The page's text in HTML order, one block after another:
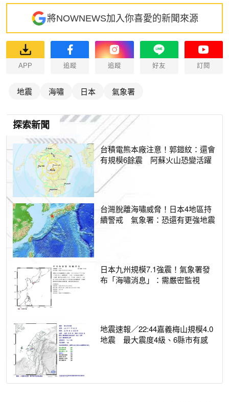
將NOWNEWS加入你喜愛的新聞來源
APP 追蹤 追蹤 好友 訂閱
地震 海嘯 日本 氣象署
探索新聞
台積電熊本廠注意！郭鎧紋：還會
有規模6餘震 阿蘇火山恐變活躍
台灣脫離海嘯威脅！日本4地區持
續警戒 氣象署：恐還有更強地震
日本九州規模7.1強震！氣象署發
布「海嘯消息」：需嚴密監視
地震速報／22:44嘉義梅山規模4.0
地震 最大震度4級、6縣市有感